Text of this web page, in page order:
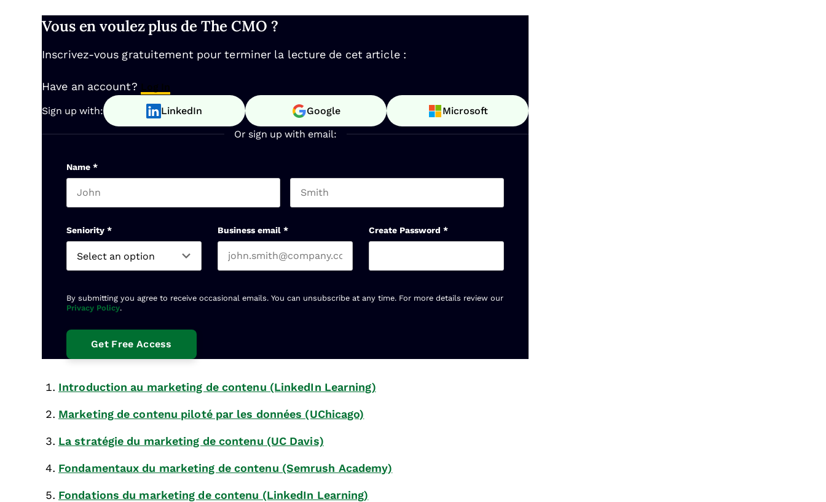
Vous en voulez plus de The CMO ?
Inscrivez-vous gratuitement pour terminer la lecture de cet article :
Have an account? Log In
Sign up with: LinkedIn Google Microsoft
Or sign up with email:
Name *
Seniority * Business email * Create Password *
By submitting you agree to receive occasional emails. You can unsubscribe at any time. For more details review our
Privacy Policy.
Introduction au marketing de contenu (LinkedIn Learning)
Marketing de contenu piloté par les données (UChicago)
La stratégie du marketing de contenu (UC Davis)
Fondamentaux du marketing de contenu (Semrush Academy)
Fondations du marketing de contenu (LinkedIn Learning)